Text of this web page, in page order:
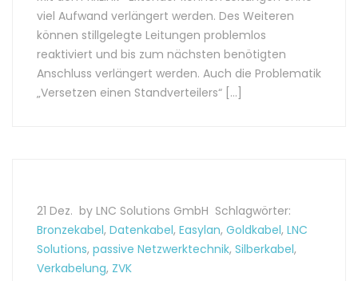
viel Aufwand verlängert werden. Des Weiteren
können stillgelegte Leitungen problemlos
reaktiviert und bis zum nächsten benötigten
Anschluss verlängert werden. Auch die Problematik
„Versetzen einen Standverteilers“ […]
21 Dez. by LNC Solutions GmbH Schlagwörter:
Bronzekabel, Datenkabel, Easylan, Goldkabel, LNC
Solutions, passive Netzwerktechnik, Silberkabel,
Verkabelung, ZVK